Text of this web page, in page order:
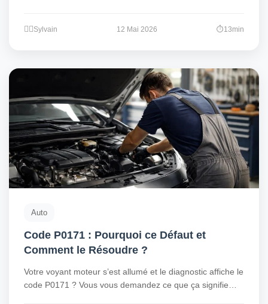
Sylvain 12 Mai 2026 13min
Auto
Code P0171 : Pourquoi ce Défaut et
Comment le Résoudre ?
Votre voyant moteur s’est allumé et le diagnostic affiche le
code P0171 ? Vous vous demandez ce que ça signifie…